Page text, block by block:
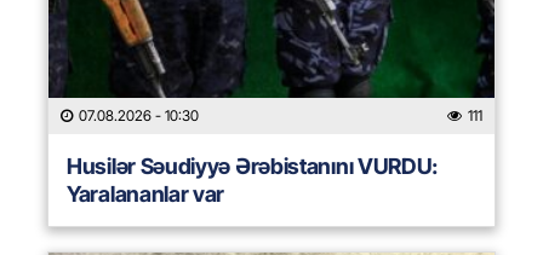
07.08.2026 - 10:30 111
Husilər Səudiyyə Ərəbistanını VURDU:
Yaralananlar var